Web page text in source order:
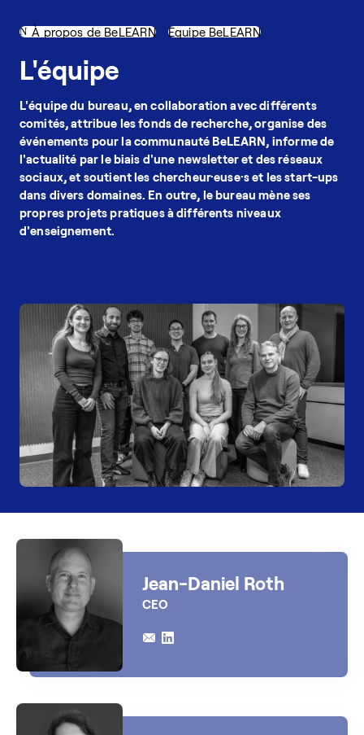
À propos de BeLEARN Equipe BeLEARN
L'équipe
L'équipe du bureau, en collaboration avec différents
comités, attribue les fonds de recherche, organise des
événements pour la communauté BeLEARN, informe de
l'actualité par le biais d'une newsletter et des réseaux
sociaux, et soutient les chercheur·euse·s et les start-ups
dans divers domaines. En outre, le bureau mène ses
propres projets pratiques à différents niveaux
d'enseignement.
Jean-Daniel Roth
CEO